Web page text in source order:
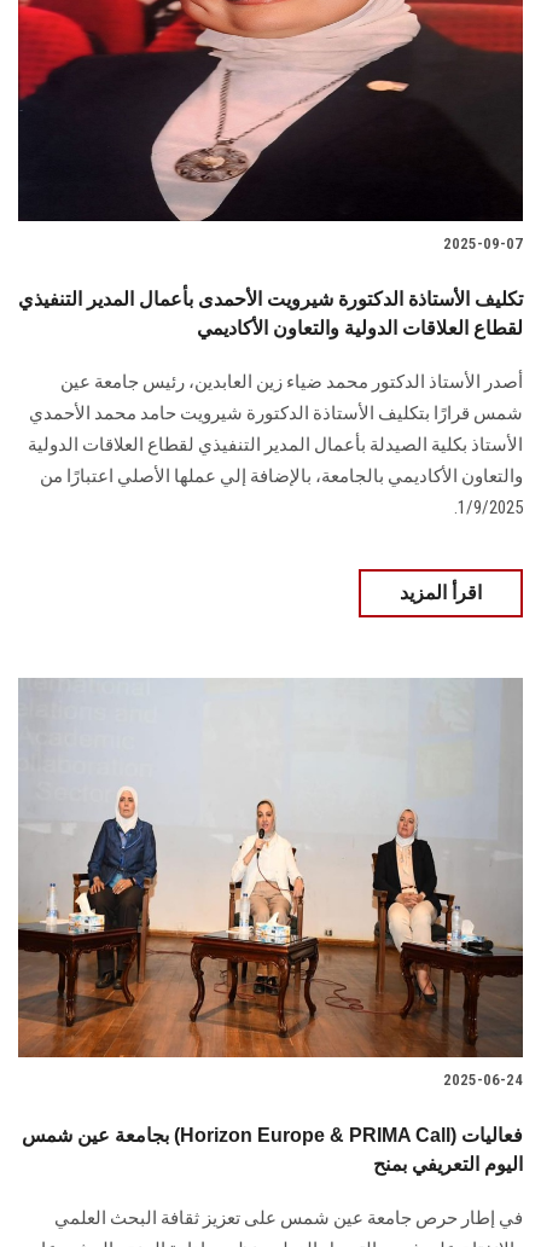
2025-09-07
تكليف الأستاذة الدكتورة شيرويت الأحمدى بأعمال المدير التنفيذي
لقطاع العلاقات الدولية والتعاون الأكاديمي
أصدر الأستاذ الدكتور محمد ضياء زين العابدين، رئيس جامعة عين
شمس قرارًا بتكليف الأستاذة الدكتورة شيرويت حامد محمد الأحمدي
الأستاذ بكلية الصيدلة بأعمال المدير التنفيذي لقطاع العلاقات الدولية
والتعاون الأكاديمي بالجامعة، بالإضافة إلي عملها الأصلي اعتبارًا من
1/9/2025.
اقرأ المزيد
2025-06-24
بجامعة عين شمس (Horizon Europe & PRIMA Call) فعاليات
اليوم التعريفي بمنح
في إطار حرص جامعة عين شمس على تعزيز ثقافة البحث العلمي